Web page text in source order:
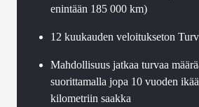
enintään 185 000 km)
12 kuukauden veloitukseton
Mahdollisuus jatkaa turvaa
suorittamalla jopa 10 vuoden
kilometriin saakka